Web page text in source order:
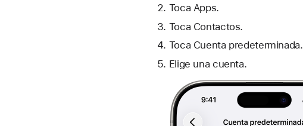
Toca Apps.
Toca Contactos.
Toca Cuenta predeterminada.
Elige una cuenta.